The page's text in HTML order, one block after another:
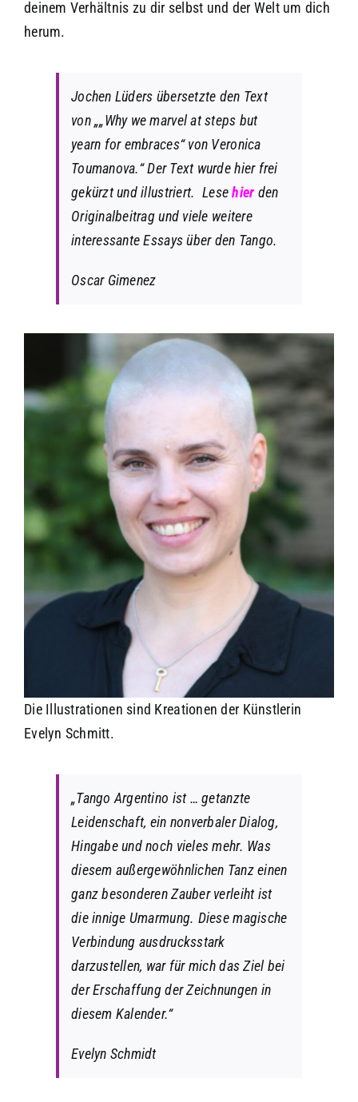
deinem Verhältnis zu dir selbst und der Welt um dich
herum.
Jochen Lüders übersetzte den Text
von „„Why we marvel at steps but
yearn for embraces“ von Veronica
Toumanova.“ Der Text wurde hier frei
gekürzt und illustriert. Lesehier den
Originalbeitrag und viele weitere
interessante Essays über den Tango.
Oscar Gimenez
Die Illustrationen sind Kreationen der Künstlerin
Evelyn Schmitt.
„Tango Argentino ist … getanzte
Leidenschaft, ein nonverbaler Dialog,
Hingabe und noch vieles mehr. Was
diesem außergewöhnlichen Tanz einen
ganz besonderen Zauber verleiht ist
die innige Umarmung. Diese magische
Verbindung ausdrucksstark
darzustellen, war für mich das Ziel bei
der Erschaffung der Zeichnungen in
diesem Kalender.“
Evelyn Schmidt